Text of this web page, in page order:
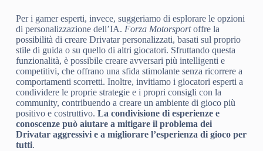
Per i gamer esperti, invece, suggeriamo di esplorare le opzioni
di personalizzazione dell’IA. Forza Motorsportoffre la
possibilità di creare Drivatar personalizzati, basati sul proprio
stile di guida o su quello di altri giocatori. Sfruttando questa
funzionalità, è possibile creare avversari più intelligenti e
competitivi, che offrano una sfida stimolante senza ricorrere a
comportamenti scorretti. Inoltre, invitiamo i giocatori esperti a
condividere le proprie strategie e i propri consigli con la
community, contribuendo a creare un ambiente di gioco più
positivo e costruttivo. La condivisione di esperienze e
conoscenze può aiutare a mitigare il problema dei
Drivatar aggressivi e a migliorare l’esperienza di gioco per
tutti.